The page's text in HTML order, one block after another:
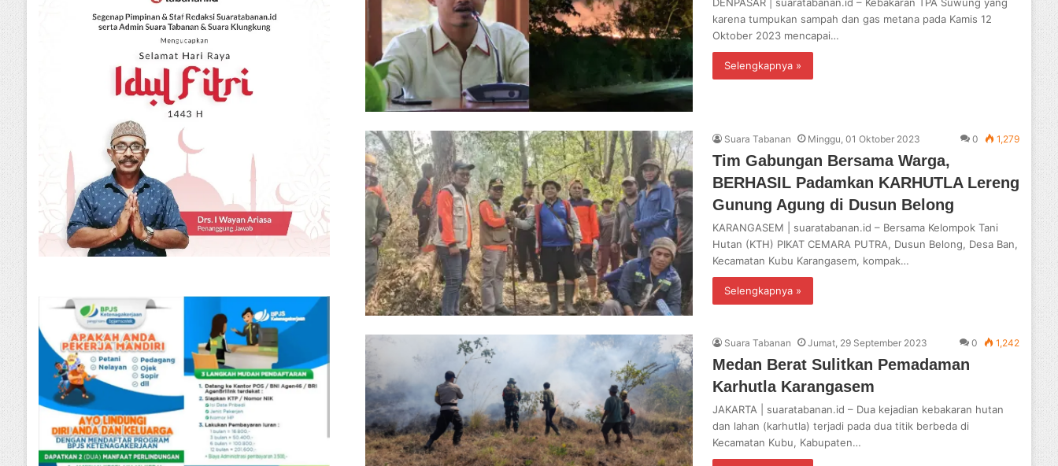
karena tumpukan sampah dan gas metana pada Kamis 12
Oktober 2023 mencapai…
Selengkapnya »
Suara Tabanan Minggu, 01 Oktober 2023 0 1,279
Tim Gabungan Bersama Warga,
BERHASIL Padamkan KARHUTLA Lereng
Gunung Agung di Dusun Belong
KARANGASEM | suaratabanan.id – Bersama Kelompok Tani
Hutan (KTH) PIKAT CEMARA PUTRA, Dusun Belong, Desa Ban,
Kecamatan Kubu Karangasem, kompak…
Selengkapnya »
Suara Tabanan Jumat, 29 September 2023 0 1,242
Medan Berat Sulitkan Pemadaman
Karhutla Karangasem
JAKARTA | suaratabanan.id – Dua kejadian kebakaran hutan
dan lahan (karhutla) terjadi pada dua titik berbeda di
Kecamatan Kubu, Kabupaten…